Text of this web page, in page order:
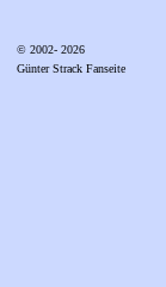
© 2002- 2026
Günter Strack Fanseite